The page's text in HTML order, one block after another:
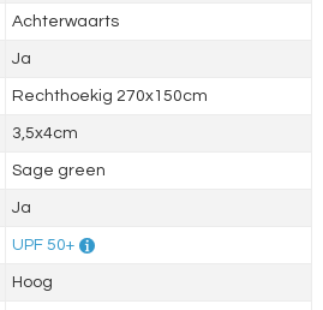
Achterwaarts
Ja
Rechthoekig 270x150cm
3,5x4cm
Sage green
Ja
UPF 50+
Hoog